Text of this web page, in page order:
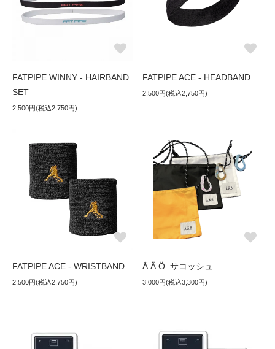
FATPIPE WINNY - HAIRBAND
SET
2,500円(税込2,750円)
FATPIPE ACE - HEADBAND
2,500円(税込2,750円)
FATPIPE ACE - WRISTBAND
2,500円(税込2,750円)
Å.Ä.Ö. サコッシュ
3,000円(税込3,300円)